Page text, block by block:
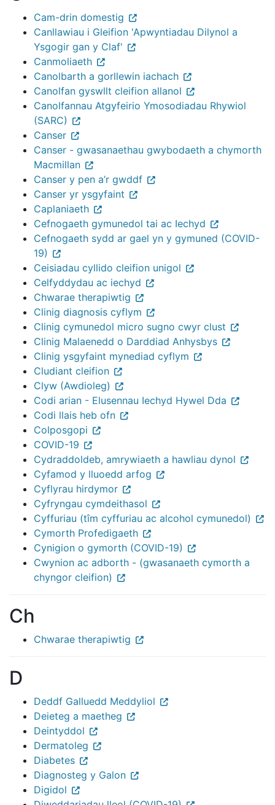
Cam-drin domestig
Canllawiau i Gleifion 'Apwyntiadau Dilynol a
Ysgogir gan y Claf'
Canmoliaeth
Canolbarth a gorllewin iachach
Canolfan gyswllt cleifion allanol
Canolfannau Atgyfeirio Ymosodiadau Rhywiol
(SARC)
Canser
Canser - gwasanaethau gwybodaeth a chymorth
Macmillan
Canser y pen a’r gwddf
Canser yr ysgyfaint
Caplaniaeth
Cefnogaeth gymunedol tai ac Iechyd
Cefnogaeth sydd ar gael yn y gymuned (COVID-
19)
Ceisiadau cyllido cleifion unigol
Celfyddydau ac iechyd
Chwarae therapiwtig
Clinig diagnosis cyflym
Clinig cymunedol micro sugno cwyr clust
Clinig Malaenedd o Darddiad Anhysbys
Clinig ysgyfaint mynediad cyflym
Cludiant cleifion
Clyw (Awdioleg)
Codi arian - Elusennau Iechyd Hywel Dda
Codi llais heb ofn
Colposgopi
COVID-19
Cydraddoldeb, amrywiaeth a hawliau dynol
Cyfamod y lluoedd arfog
Cyflyrau hirdymor
Cyfryngau cymdeithasol
Cyffuriau (tîm cyffuriau ac alcohol cymunedol)
Cymorth Profedigaeth
Cynigion o gymorth (COVID-19)
Cwynion ac adborth - (gwasanaeth cymorth a
chyngor cleifion)
Ch
Chwarae therapiwtig
D
Deddf Galluedd Meddyliol
Deieteg a maetheg
Deintyddol
Dermatoleg
Diabetes
Diagnosteg y Galon
Digidol